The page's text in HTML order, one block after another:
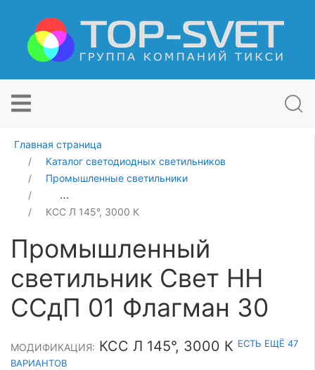
Главная страница
Каталог светодиодных светильников
Промышленные светильники
Промышленный светильник Свет НН ССдП 01
КСС Л 145°, 3000 К
Промышленный
светильник Свет НН
ССдП 01 Флагман 30
МОДИФИКАЦИЯ: КСС Л 145°, 3000 К ЕСТЬ ЕЩЁ 47
ВАРИАНТОВ